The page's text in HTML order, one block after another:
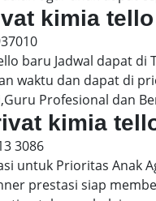
kimia
baru Jadwal dapat
waktu dan dapat di
Profesional dan
kimia
3086
untuk Prioritas Anak
prestasi siap